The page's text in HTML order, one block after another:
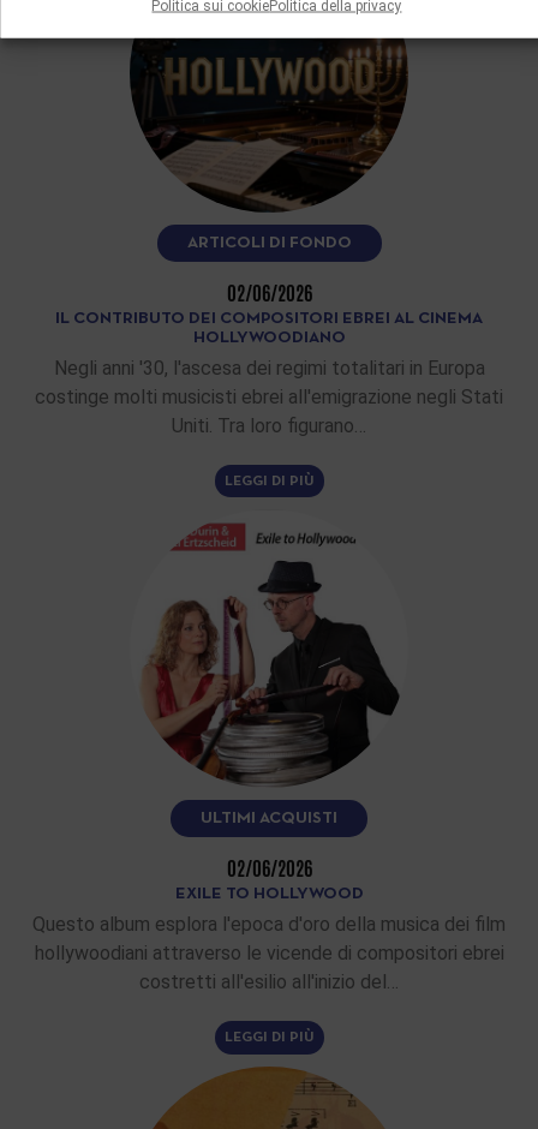
Politica sui cookiePolitica della privacy
ARTICOLI DI FONDO
02/06/2026
IL CONTRIBUTO DEI COMPOSITORI EBREI AL CINEMA
HOLLYWOODIANO
Negli anni '30, l'ascesa dei regimi totalitari in Europa
costinge molti musicisti ebrei all'emigrazione negli Stati
Uniti. Tra loro figurano…
LEGGI DI PIÙ
ULTIMI ACQUISTI
02/06/2026
EXILE TO HOLLYWOOD
Questo album esplora l'epoca d'oro della musica dei film
hollywoodiani attraverso le vicende di compositori ebrei
costretti all'esilio all'inizio del…
LEGGI DI PIÙ